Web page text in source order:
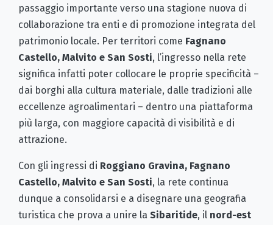
passaggio importante verso una stagione nuova di
collaborazione tra enti e di promozione integrata del
patrimonio locale. Per territori come Fagnano
Castello, Malvito e San Sosti, l’ingresso nella rete
significa infatti poter collocare le proprie specificità –
dai borghi alla cultura materiale, dalle tradizioni alle
eccellenze agroalimentari – dentro una piattaforma
più larga, con maggiore capacità di visibilità e di
attrazione.
Con gli ingressi di Roggiano Gravina, Fagnano
Castello, Malvito e San Sosti, la rete continua
dunque a consolidarsi e a disegnare una geografia
turistica che prova a unire la Sibaritide, il nord-est